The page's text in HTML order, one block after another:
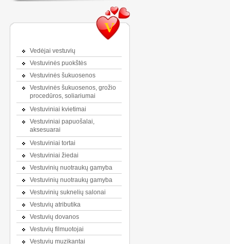
V
Vedėjai vestuvių
Vestuvinės puokštės
Vestuvinės šukuosenos
Vestuvinės šukuosenos, grožio
procedūros, soliariumai
Vestuviniai kvietimai
Vestuviniai papuošalai,
aksesuarai
Vestuviniai tortai
Vestuviniai žiedai
Vestuvinių nuotraukų gamyba
Vestuvinių nuotraukų gamyba
Vestuvinių suknelių salonai
Vestuvių atributika
Vestuvių dovanos
Vestuvių filmuotojai
Vestuvių muzikantai